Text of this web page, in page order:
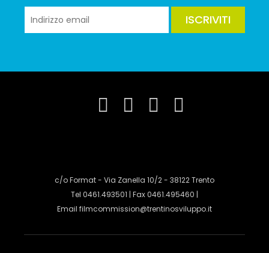
ISCRIVITI
c/o Format - Via Zanella 10/2 - 38122 Trento
Tel 0461.493501 | Fax 0461.495460 |
Email filmcommission@trentinosviluppo.it